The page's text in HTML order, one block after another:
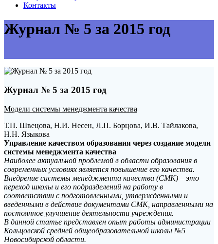
Контакты
Журнал № 5 за 2015 год
Журнал № 5 за 2015 год
Модели системы менеджмента качества
Т.П. Швецова, Н.И. Несен, Л.П. Борцова, И.В. Тайлакова,
Н.Н. Языкова
Управление качеством образования через создание модели
системы менеджмента качества
Наиболее актуальной проблемой в области образования в
современных условиях является повышение его качества.
Внедрение системы менеджмента качества (СМК) – это
переход школы и его подразделений на работу в
соответствии с подготовленными, утвержденными и
введенными в действие документами СМК, направленными на
постоянное улучшение деятельности учреждения.
В данной статье представлен опыт работы администрации
Кольцовской средней общеобразовательной школы №5
Новосибирской области.